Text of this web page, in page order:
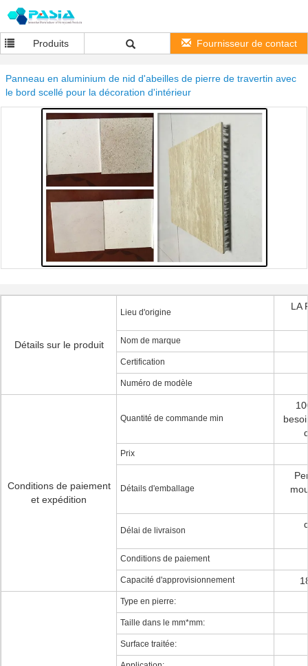
Produits Fournisseur de contact
Panneau en aluminium de nid d'abeilles de pierre de travertin avec
le bord scellé pour la décoration d'intérieur
Détails sur le produit
Lieu d'origine
LA
Nom de marque
Certification
Numéro de modèle
Conditions de paiement
et expédition
Quantité de commande min
Prix
Détails d'emballage
Délai de livraison
Conditions de paiement
Capacité d'approvisionnement
Type en pierre:
Taille dans le mm*mm:
Surface traitée: